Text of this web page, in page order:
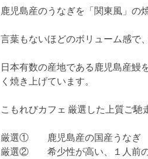
鹿児島産のうなぎを「関東風」の
言葉もないほどのボリューム感で
日本有数の産地である鹿児島産鰻
く焼き上げています。
こもれびカフェ 厳選した上質ご馳
厳選① 鹿児島産の国産うなぎ
厳選② 希少性が高い、１人前